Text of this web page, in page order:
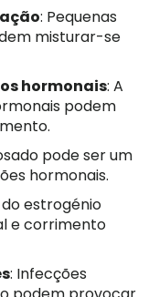
: Pequenas
misturar-se
hormonais: A
podem
pode ser um
hormonais.
do estrogénio
e corrimento
: Infecções